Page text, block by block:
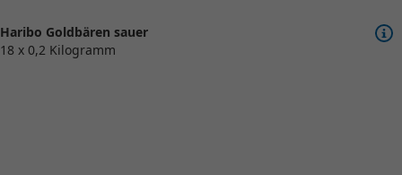
Haribo Goldbären sauer
18 x 0,2 Kilogramm